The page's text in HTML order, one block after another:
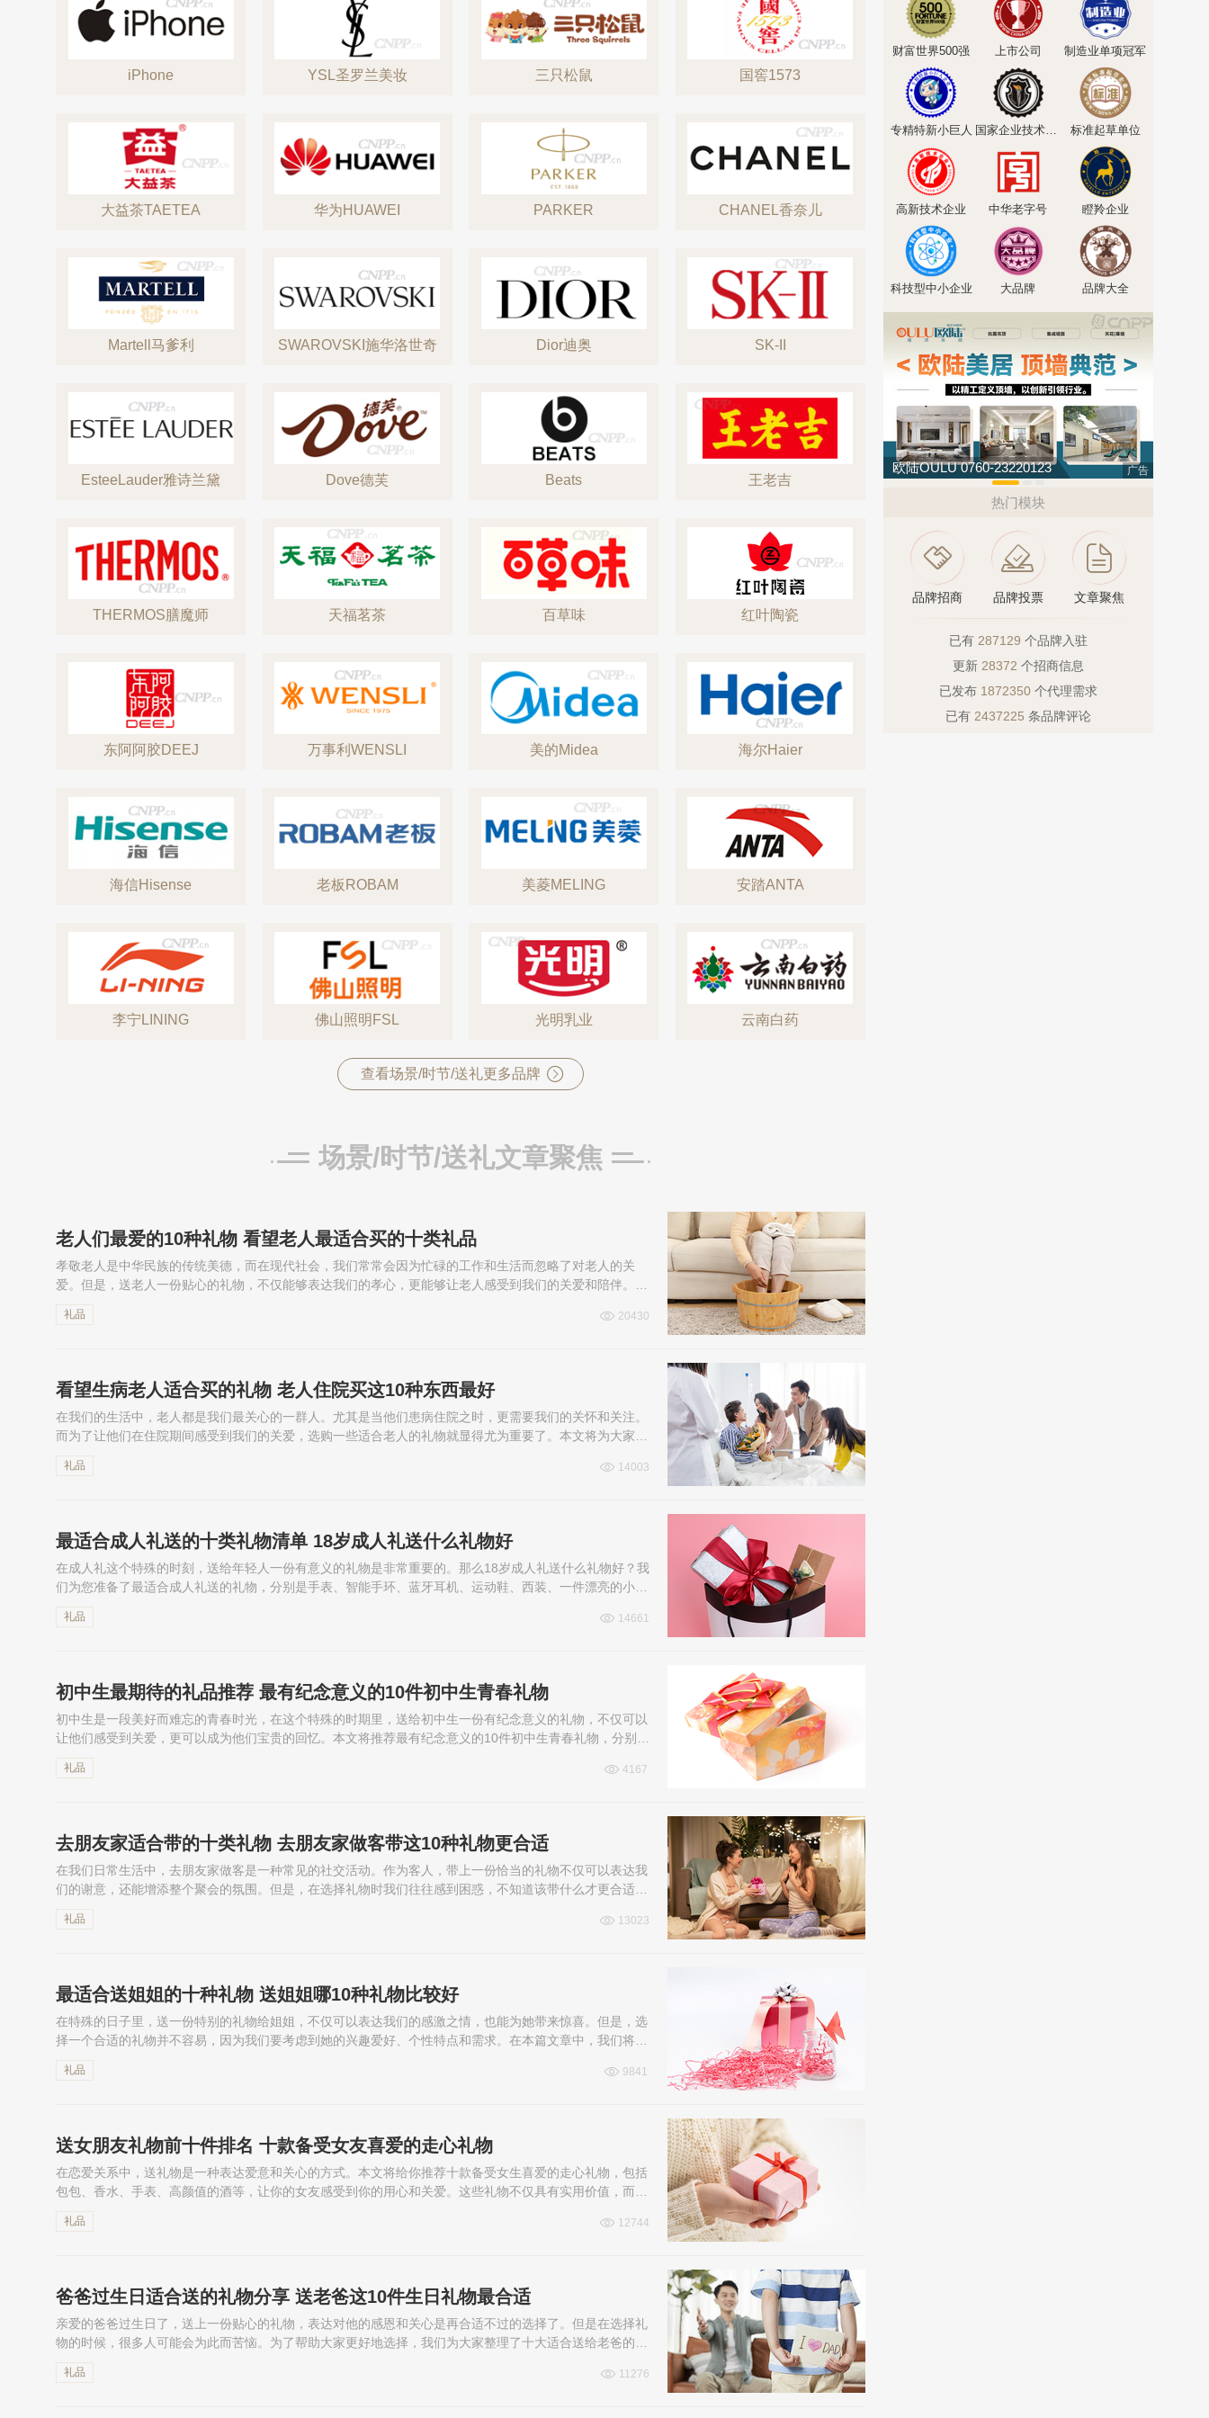
iPhone YSL圣罗兰美妆 三只松鼠 国窖1573
大益茶TAETEA 华为HUAWEI PARKER CHANEL香奈儿
Martell马爹利 SWAROVSKI施华洛世奇 Dior迪奥 SK-II
EsteeLauder雅诗兰黛 Dove德芙 Beats 王老吉
THERMOS膳魔师 天福茗茶 百草味 红叶陶瓷
东阿阿胶DEEJ 万事利WENSLI 美的Midea 海尔Haier
海信Hisense 老板ROBAM 美菱MELING 安踏ANTA
李宁LINING 佛山照明FSL 光明乳业 云南白药
查看场景/时节/送礼更多品牌
场景/时节/送礼文章聚焦
老人们最爱的10种礼物 看望老人最适合买的十类礼品
孝敬老人是中华民族的传统美德，而在现代社会，我们常常会因为忙碌的工作和生活而忽略了对老人的关
爱。但是，送老人一份贴心的礼物，不仅能够表达我们的孝心，更能够让老人感受到我们的关爱和陪伴。本
递...
礼品 20430
看望生病老人适合买的礼物 老人住院买这10种东西最好
在我们的生活中，老人都是我们最关心的一群人。尤其是当他们患病住院之时，更需要我们的关怀和关注。
而为了让他们在住院期间感受到我们的关爱，选购一些适合老人的礼物就显得尤为重要了。本文将为大家推
礼品 14003
最适合成人礼送的十类礼物清单 18岁成人礼送什么礼物好
在成人礼这个特殊的时刻，送给年轻人一份有意义的礼物是非常重要的。那么18岁成人礼送什么礼物好？我
们为您准备了最适合成人礼送的礼物，分别是手表、智能手环、蓝牙耳机、运动鞋、西装、一件漂亮的小裙
礼品 14661
初中生最期待的礼品推荐 最有纪念意义的10件初中生青春礼物
初中生是一段美好而难忘的青春时光，在这个特殊的时期里，送给初中生一份有纪念意义的礼物，不仅可以
让他们感受到关爱，更可以成为他们宝贵的回忆。本文将推荐最有纪念意义的10件初中生青春礼物，分别是
礼品 4167
去朋友家适合带的十类礼物 去朋友家做客带这10种礼物更合适
在我们日常生活中，去朋友家做客是一种常见的社交活动。作为客人，带上一份恰当的礼物不仅可以表达我
们的谢意，还能增添整个聚会的氛围。但是，在选择礼物时我们往往感到困惑，不知道该带什么才更合适。
礼品 13023
最适合送姐姐的十种礼物 送姐姐哪10种礼物比较好
在特殊的日子里，送一份特别的礼物给姐姐，不仅可以表达我们的感激之情，也能为她带来惊喜。但是，选
择一个合适的礼物并不容易，因为我们要考虑到她的兴趣爱好、个性特点和需求。在本篇文章中，我们将给
礼品 9841
送女朋友礼物前十件排名 十款备受女友喜爱的走心礼物
在恋爱关系中，送礼物是一种表达爱意和关心的方式。本文将给你推荐十款备受女生喜爱的走心礼物，包括
包包、香水、手表、高颜值的酒等，让你的女友感受到你的用心和关爱。这些礼物不仅具有实用价值，而且
礼品 12744
爸爸过生日适合送的礼物分享 送老爸这10件生日礼物最合适
亲爱的爸爸过生日了，送上一份贴心的礼物，表达对他的感恩和关心是再合适不过的选择了。但是在选择礼
物的时候，很多人可能会为此而苦恼。为了帮助大家更好地选择，我们为大家整理了十大适合送给老爸的生
礼品 11276
财富世界500强 上市公司 制造业单项冠军
专精特新小巨人 国家企业技术中心 标准起草单位
高新技术企业 中华老字号 瞪羚企业
科技型中小企业 大品牌 品牌大全
松乐SOLOR 400-111-7899 广告
热门模块
品牌招商 品牌投票 文章聚焦
已有 287129 个品牌入驻
更新 28372 个招商信息
已发布 1872350 个代理需求
已有 2437225 条品牌评论